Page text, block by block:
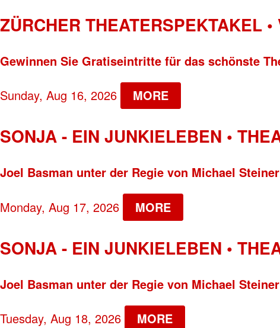
ZÜRCHER THEATERSPEKTAKEL •
Gewinnen Sie Gratiseintritte für das schönste
Sunday, Aug 16, 2026 MORE
SONJA - EIN JUNKIELEBEN •
Joel Basman unter der Regie von Michael
Monday, Aug 17, 2026 MORE
SONJA - EIN JUNKIELEBEN •
Joel Basman unter der Regie von Michael
Tuesday, Aug 18, 2026 MORE